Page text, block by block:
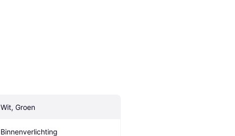
Wit, Groen
Binnenverlichting